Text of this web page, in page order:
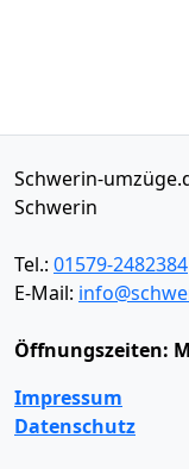
Schwerin-
Schwerin
Tel.: 01579-2482384
E-Mail:
Öffnungszeiten:
Impressum
Datenschutz